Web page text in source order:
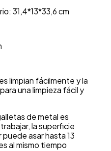
31,4*13*33,6 cm
limpian fácilmente y la
una limpieza fácil y
de metal es
la superficie
asar hasta 13
al mismo tiempo